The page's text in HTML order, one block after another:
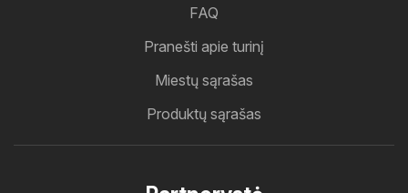
FAQ
Pranešti apie turinį
Miestų sąrašas
Produktų sąrašas